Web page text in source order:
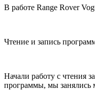
В работе Range Rover
Чтение и запись
Начали работу с чтения
программы, мы занялись